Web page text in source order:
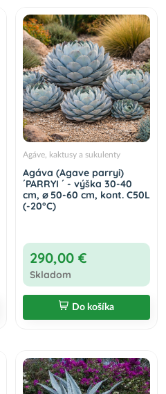
Agáve, kaktusy a sukulenty
Agáva (Agave parryi)
´PARRYI ´ - výška 30-40
cm, ⌀ 50-60 cm, kont. C50L
(-20°C)
290,00 €
Skladom
Do košíka